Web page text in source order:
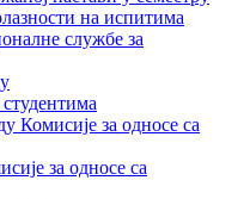
на испитима
службе за
Комисије за односе са
за односе са